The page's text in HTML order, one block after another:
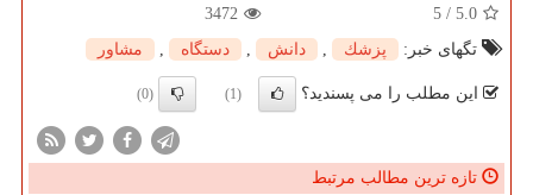
5.0
/
5
3472
تگهای خبر:
پزشك دانش دستگاه مشاور
این مطلب را می پسندید؟ (1)
(0)
تازه ترین مطالب مرتبط